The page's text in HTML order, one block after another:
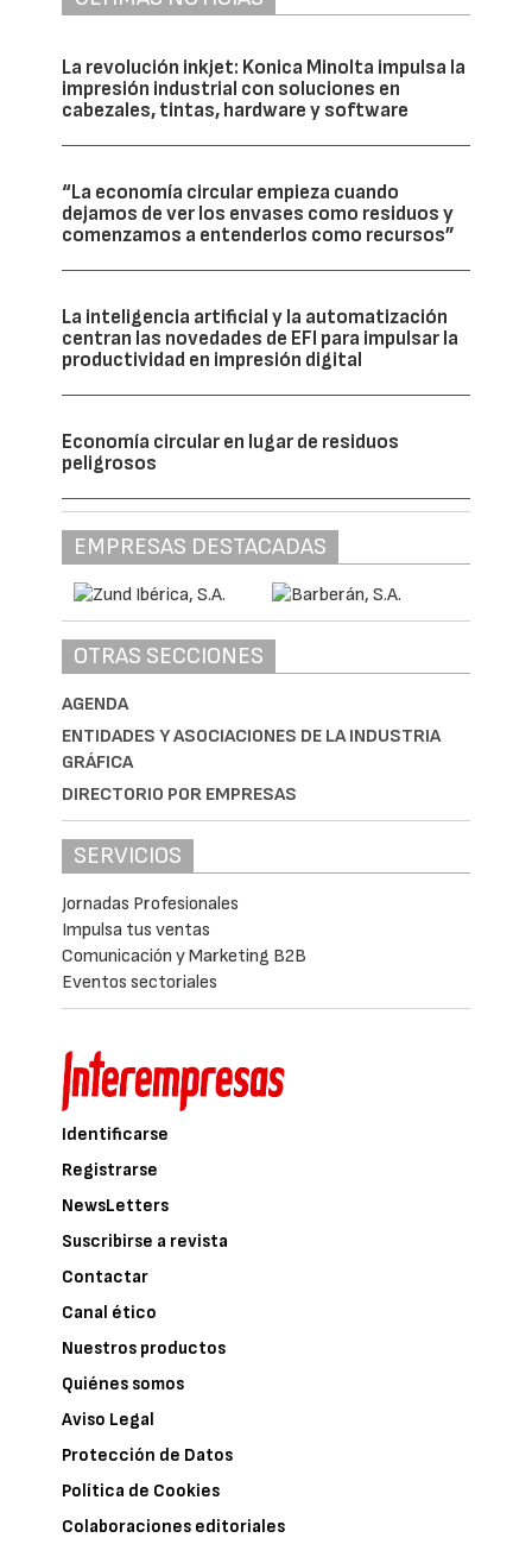
La revolución inkjet: Konica Minolta impulsa la
impresión industrial con soluciones en
cabezales, tintas, hardware y software
“La economía circular empieza cuando
dejamos de ver los envases como residuos y
comenzamos a entenderlos como recursos”
La inteligencia artificial y la automatización
centran las novedades de EFI para impulsar la
productividad en impresión digital
Economía circular en lugar de residuos
peligrosos
EMPRESAS DESTACADAS
OTRAS SECCIONES
AGENDA
ENTIDADES Y ASOCIACIONES DE LA INDUSTRIA
GRÁFICA
DIRECTORIO POR EMPRESAS
SERVICIOS
Jornadas Profesionales
Impulsa tus ventas
Comunicación y Marketing B2B
Eventos sectoriales
Identificarse
Registrarse
NewsLetters
Suscribirse a revista
Contactar
Canal ético
Nuestros productos
Quiénes somos
Aviso Legal
Protección de Datos
Política de Cookies
Colaboraciones editoriales